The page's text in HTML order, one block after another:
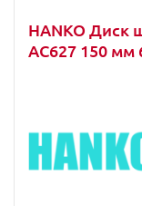
HANKO Диск
AC627 150 мм